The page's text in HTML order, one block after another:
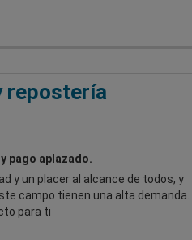
repostería
pago aplazado.
y un placer al alcance de todos, y
campo tienen una alta demanda.
para ti